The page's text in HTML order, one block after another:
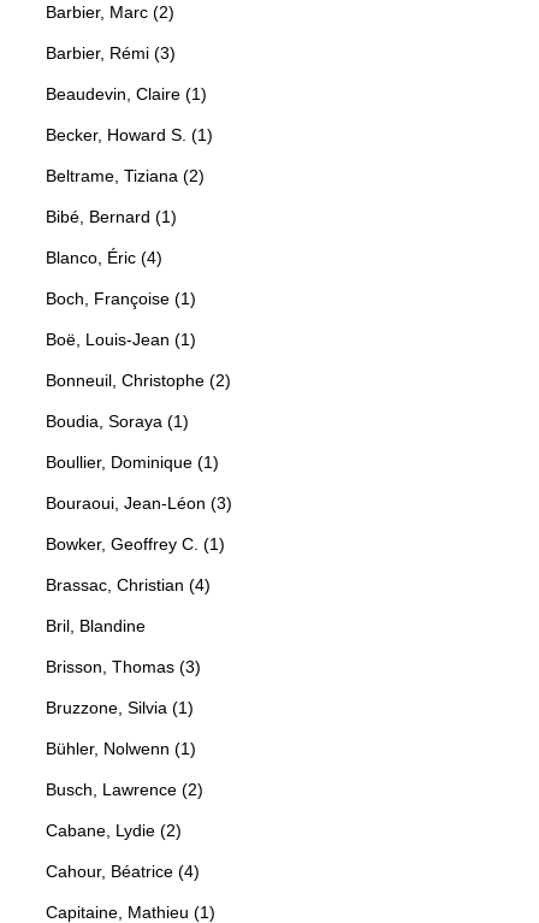
Barbier, Marc (2)
Barbier, Rémi (3)
Beaudevin, Claire (1)
Becker, Howard S. (1)
Beltrame, Tiziana (2)
Bibé, Bernard (1)
Blanco, Éric (4)
Boch, Françoise (1)
Boë, Louis-Jean (1)
Bonneuil, Christophe (2)
Boudia, Soraya (1)
Boullier, Dominique (1)
Bouraoui, Jean-Léon (3)
Bowker, Geoffrey C. (1)
Brassac, Christian (4)
Bril, Blandine
Brisson, Thomas (3)
Bruzzone, Silvia (1)
Bühler, Nolwenn (1)
Busch, Lawrence (2)
Cabane, Lydie (2)
Cahour, Béatrice (4)
Capitaine, Mathieu (1)